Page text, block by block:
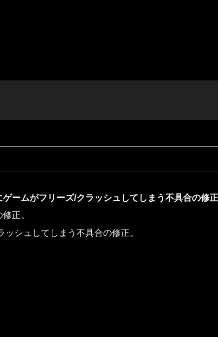
ームがフリーズ/クラッシュしてしまう不具合の修
正。
シュしてしまう不具合の修正。